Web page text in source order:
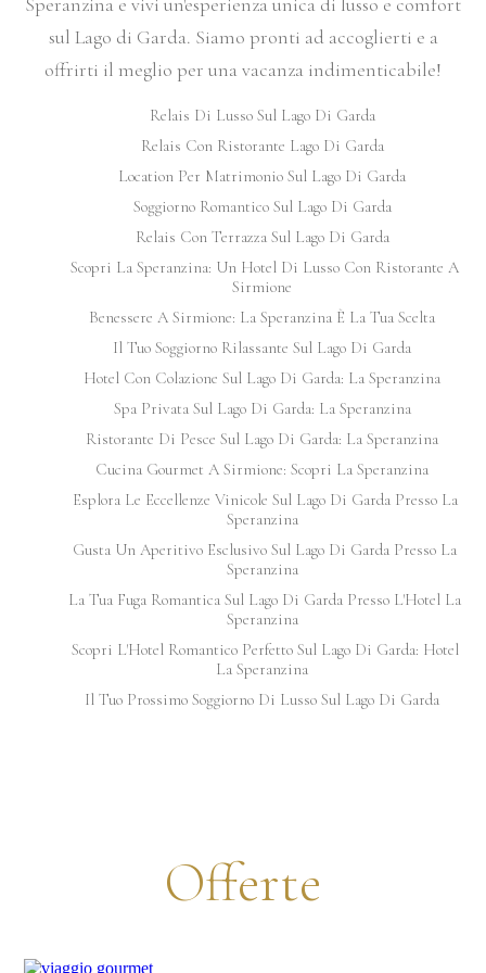
sul Lago di Garda. Siamo pronti ad accoglierti e a
offrirti il meglio per una vacanza indimenticabile!
Relais Di Lusso Sul Lago Di Garda
Relais Con Ristorante Lago Di Garda
Location Per Matrimonio Sul Lago Di Garda
Soggiorno Romantico Sul Lago Di Garda
Relais Con Terrazza Sul Lago Di Garda
Scopri La Speranzina: Un Hotel Di Lusso Con Ristorante A
Sirmione
Benessere A Sirmione: La Speranzina È La Tua Scelta
Il Tuo Soggiorno Rilassante Sul Lago Di Garda
Hotel Con Colazione Sul Lago Di Garda: La Speranzina
Spa Privata Sul Lago Di Garda: La Speranzina
Ristorante Di Pesce Sul Lago Di Garda: La Speranzina
Cucina Gourmet A Sirmione: Scopri La Speranzina
Esplora Le Eccellenze Vinicole Sul Lago Di Garda Presso La
Speranzina
Gusta Un Aperitivo Esclusivo Sul Lago Di Garda Presso La
Speranzina
La Tua Fuga Romantica Sul Lago Di Garda Presso L'Hotel La
Speranzina
Scopri L'Hotel Romantico Perfetto Sul Lago Di Garda: Hotel
La Speranzina
Il Tuo Prossimo Soggiorno Di Lusso Sul Lago Di Garda
Offerte